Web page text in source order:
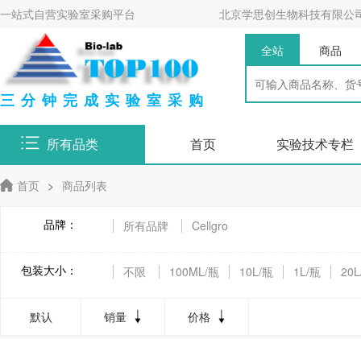
一站式自营实验室采购平台 北京学思创生物科技有限公
三分钟完成实验室采购
全站 商品
所有品类 首页 实验技术专栏
首页 > 商品列表
品牌： 所有品牌 Cellgro
包装大小： 不限 100ML/瓶 10L/瓶 1L/瓶
默认 销量 价格